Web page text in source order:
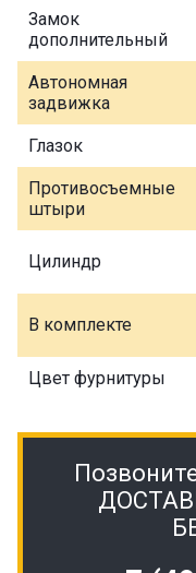
Замок
дополнительный
Автономная
задвижка
Глазок
Противосъемные
штыри
Цилиндр
В комплекте
Цвет фурнитуры